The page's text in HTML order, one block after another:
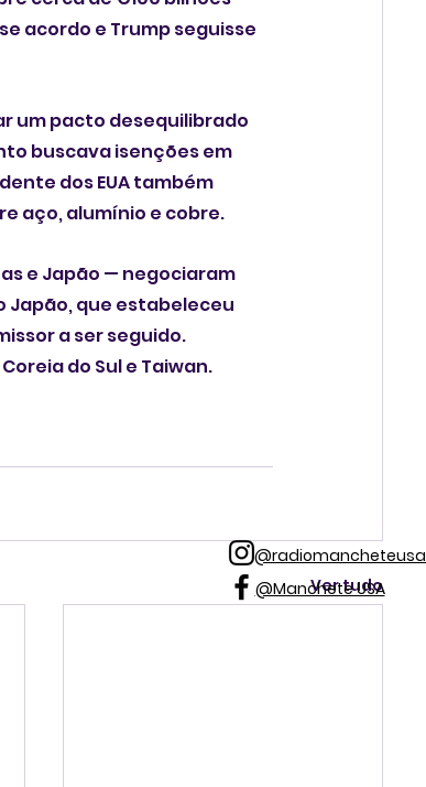
acordo e Trump seguisse
um pacto desequilibrado
buscava isenções em
dos EUA também
aço, alumínio e cobre.
e Japão — negociaram
Japão, que estabeleceu
a ser seguido.
do Sul e Taiwan.
Ver tudo
@radiomancheteusa
@Manchete USA